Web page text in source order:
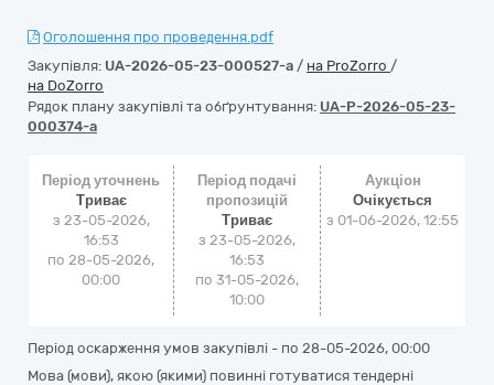
Оголошення про проведення.pdf
Закупівля: UA-2026-05-23-000527-a / на ProZorro /
на DoZorro
Рядок плану закупівлі та обґрунтування: UA-P-2026-05-23-
000374-a
Період уточнень
Триває
з 23-05-2026,
16:53
по 28-05-2026,
00:00
Період подачі
пропозицій
Триває
з 23-05-2026,
16:53
по 31-05-2026,
10:00
Аукціон
Очікується
з 01-06-2026, 12:55
Період оскарження умов закупівлі - по 28-05-2026, 00:00
Мова (мови), якою (якими) повинні готуватися тендерні